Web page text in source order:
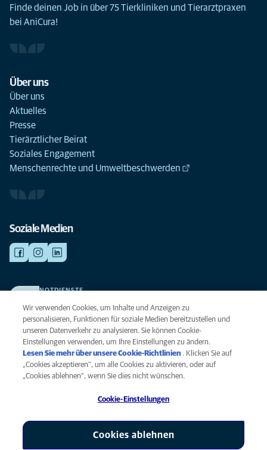
Finde deinen Job in über 75 Tierkliniken und Tierarztpraxen
bei AniCura!
Über uns
Über uns
Aktuelles
Presse
Tierärztlicher Beirat
Soziales Engagement
Menschenrechte und Umweltbeschwerden
Soziale Medien
NOTDIENSTE
beste Versorgung verdient.
Datenschutz
Legal
Hinweis zu Cookies
AniCura ist eine Tochtergesellschaft von Mars, Inc © 2026
Wir verwenden Cookies, um Inhalte und Anzeigen zu
personalisieren, Funktionen für soziale Medien bereitzustellen und
unseren Datenverkehr zu analysieren. Sie können Cookie-
Einstellungen verwenden, um Ihre Einstellungen zu ändern.
Lesen Sie mehr über unsere Cookie-Richtlinien (opens in a new
tab)
. Klicken Sie auf
„Cookies akzeptieren“, um alle Cookies zu aktivieren, oder auf
„Cookies ablehnen“, wenn Sie dies nicht wünschen.
Cookie-Einstellungen
Cookies ablehnen